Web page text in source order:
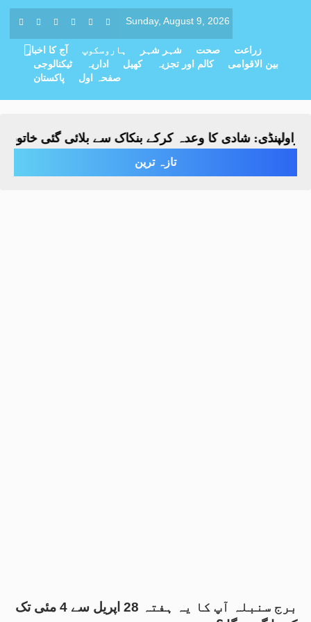
Sunday, August 9, 2026
آج کا اخبار ہاروسکوپ شہر شہر صحت
زراعت
ٹیکنالوجی
اداریہ کھیل کالم اور تجزیہ
بین الاقوامی
پاکستان
صفحہ اول
شادی کا وعدہ کرکے بنکاک سے بلائی گئی خاتون سے
تازہ ترین
برج سنبلہ آپ کا یہ ہفتہ 28 اپریل سے 4 مئی تک